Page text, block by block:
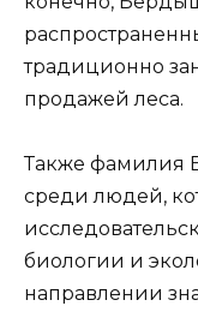
традиционно
продажей леса.
Также фамилия
среди людей,
биологии и
направлении